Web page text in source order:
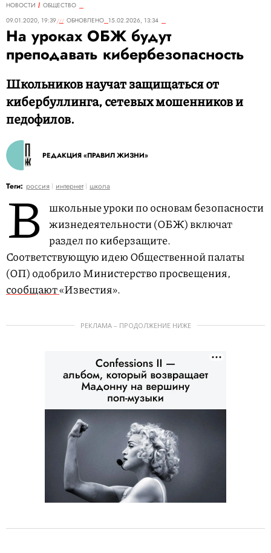
НОВОСТИ
ОБЩЕСТВО
09.01.2020, 19:39
ОБНОВЛЕНО 15.02.2026, 13:34
На уроках ОБЖ будут
преподавать кибербезопасность
Школьников научат защищаться от
кибербуллинга, сетевых мошенников и
педофилов.
РЕДАКЦИЯ «ПРАВИЛ ЖИЗНИ»
Теги: россия интернет школа
В школьные уроки по основам безопасности
жизнедеятельности (ОБЖ) включат
раздел по киберзащите.
Соответствующую идею Общественной палаты
(ОП) одобрило Министерство просвещения,
сообщают«Известия».
РЕКЛАМА – ПРОДОЛЖЕНИЕ НИЖЕ